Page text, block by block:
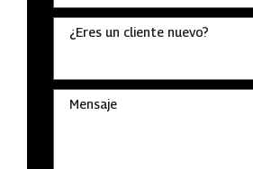
¿Eres un cliente nuevo?
Mensaje